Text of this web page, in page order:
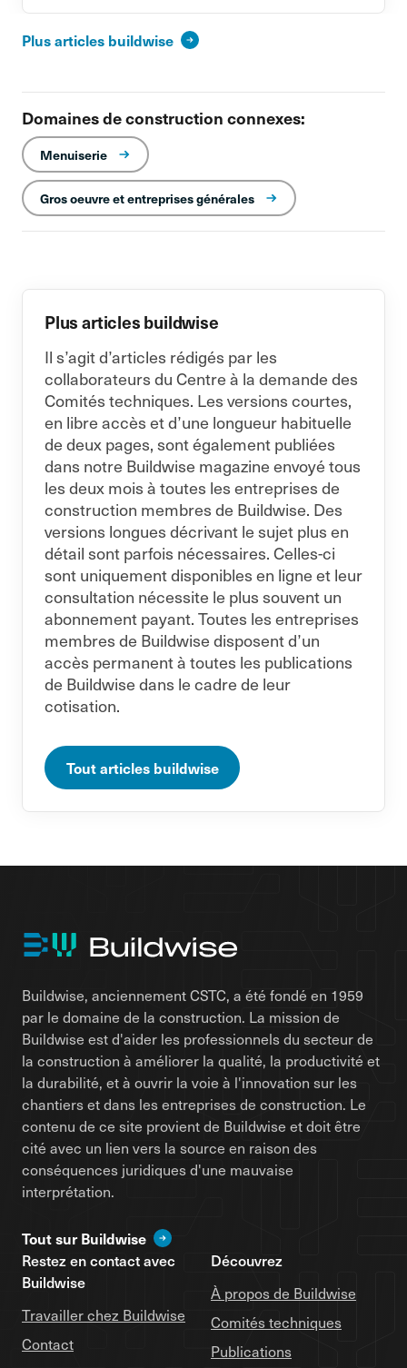
Plus articles buildwise
Domaines de construction connexes:
Menuiserie
Gros oeuvre et entreprises générales
Plus articles buildwise
Il s’agit d’articles rédigés par les
collaborateurs du Centre à la demande des
Comités techniques. Les versions courtes,
en libre accès et d’une longueur habituelle
de deux pages, sont également publiées
dans notre Buildwise magazine envoyé tous
les deux mois à toutes les entreprises de
construction membres de Buildwise. Des
versions longues décrivant le sujet plus en
détail sont parfois nécessaires. Celles-ci
sont uniquement disponibles en ligne et leur
consultation nécessite le plus souvent un
abonnement payant. Toutes les entreprises
membres de Buildwise disposent d’un
accès permanent à toutes les publications
de Buildwise dans le cadre de leur
cotisation.
Tout articles buildwise
Buildwise, anciennement CSTC, a été fondé en 1959
par le domaine de la construction. La mission de
Buildwise est d'aider les professionnels du secteur de
la construction à améliorer la qualité, la productivité et
la durabilité, et à ouvrir la voie à l'innovation sur les
chantiers et dans les entreprises de construction. Le
contenu de ce site provient de Buildwise et doit être
cité avec un lien vers la source en raison des
conséquences juridiques d'une mauvaise
interprétation.
Tout sur Buildwise
Restez en contact avec
Buildwise
Travailler chez Buildwise
Contact
Découvrez
À propos de Buildwise
Comités techniques
Publications